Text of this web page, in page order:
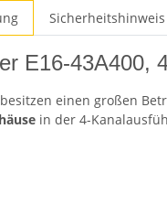
Sicherheitshinweis
E16-43A400,
einen großen
in der 4-